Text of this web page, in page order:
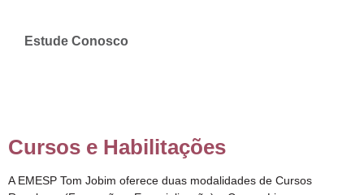
Estude Conosco
Cursos e Habilitações
A EMESP Tom Jobim oferece duas modalidades de Cursos